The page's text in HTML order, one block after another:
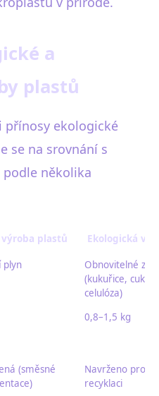
a
plastů
přínosy ekologické
se na srovnání s
několika
plastů Ekologická
plyn
Obnovitelné
(kukuřice,
celulóza)
0,8–1,5 kg
(směsné
Navrženo pro
recyklaci